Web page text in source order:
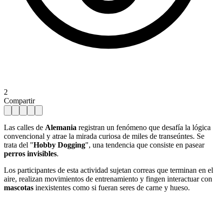
2
Compartir
Las calles de Alemania registran un fenómeno que desafía la lógica
convencional y atrae la mirada curiosa de miles de transeúntes. Se
trata del "Hobby Dogging", una tendencia que consiste en pasear
perros invisibles.
Los participantes de esta actividad sujetan correas que terminan en el
aire, realizan movimientos de entrenamiento y fingen interactuar con
mascotas inexistentes como si fueran seres de carne y hueso.